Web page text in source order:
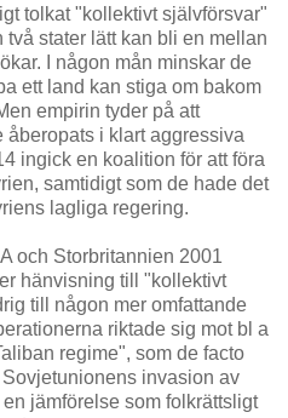
tolkat "kollektivt självförsvar"
stater lätt kan bli en mellan
I någon mån minskar de
ett land kan stiga om bakom
empirin tyder på att
i klart aggressiva
ingick en koalition för att föra
samtidigt som de hade det
lagliga regering.
och Storbritannien 2001
hänvisning till "kollektivt
till någon mer omfattande
riktade sig mot bl a
regime", som de facto
Sovjetunionens invasion av
jämförelse som folkrättsligt